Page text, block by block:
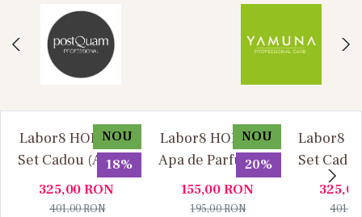
NOU
18%
Labor8 HOD 881 -
Set Cadou (Apa de
Parfum 100 ml +
Apa de Parfum 10
325,00RON
401,00RON
NOU
20%
Labor8 HOD 881 -
Apa de Parfum, 30
ml, Unisex
155,00RON
195,00RON
Labor8
Set
Parfum
Apa de